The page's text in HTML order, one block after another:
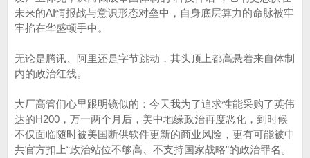
未来的AI情报战与意识形态对垒中，自身底层算力的命脉被牢
牢掐在华盛顿手中。
无论是腾讯、阿里还是字节跳动，其头顶上都高悬着来自体制
内的政治红线。
大厂高管们心里跟明镜似的：今天我为了追求性能采购了英伟
达的H200，万一两个月后，美中地缘政治再度恶化，到时候
不仅面临随时被美国断供软件更新的商业风险，更有可能被中
共官方扣上“政治站位不够高、不支持国家战略”的政治罪名。